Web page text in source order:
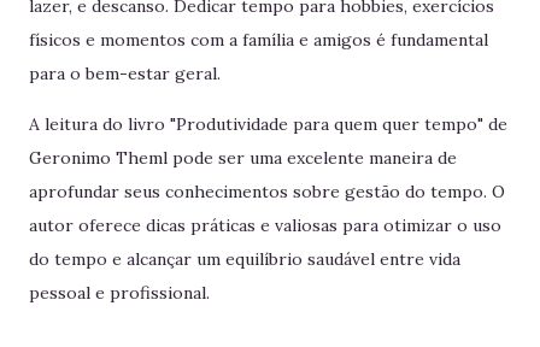
lazer, e descanso. Dedicar tempo para hobbies, exercícios
físicos e momentos com a família e amigos é fundamental
para o bem-estar geral.
A leitura do livro "Produtividade para quem quer tempo" de
Geronimo Theml pode ser uma excelente maneira de
aprofundar seus conhecimentos sobre gestão do tempo. O
autor oferece dicas práticas e valiosas para otimizar o uso
do tempo e alcançar um equilíbrio saudável entre vida
pessoal e profissional.